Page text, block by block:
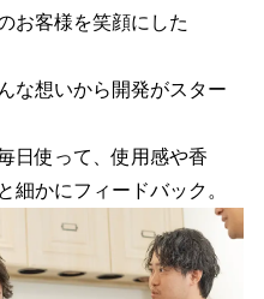
お客様を笑顔にした
な想いから開発がスター
日使って、使用感や香
細かにフィードバック。